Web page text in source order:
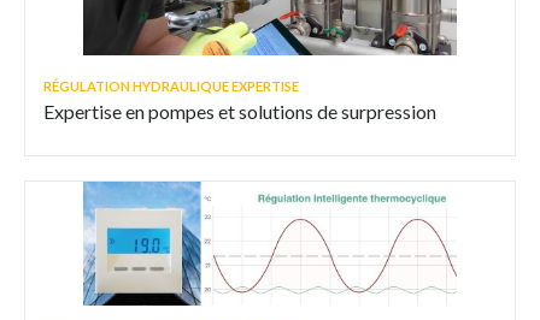
RÉGULATION HYDRAULIQUE EXPERTISE
Expertise en pompes et solutions de surpression